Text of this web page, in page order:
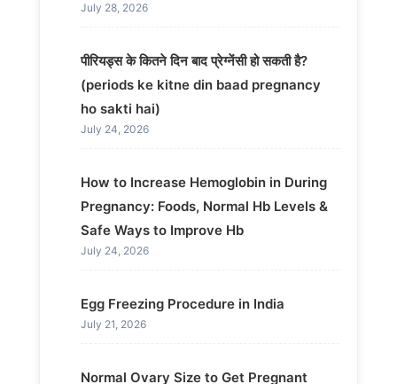
July 28, 2026
पीरियड्स के कितने दिन बाद प्रेग्नेंसी हो सकती है?
(periods ke kitne din baad pregnancy
ho sakti hai)
July 24, 2026
How to Increase Hemoglobin in During
Pregnancy: Foods, Normal Hb Levels &
Safe Ways to Improve Hb
July 24, 2026
Egg Freezing Procedure in India
July 21, 2026
Normal Ovary Size to Get Pregnant